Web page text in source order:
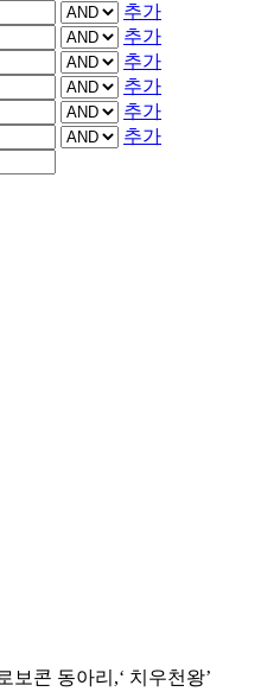
추가
추가
추가
추가
추가
추가
보콘 동아리,‘ 치우천왕’